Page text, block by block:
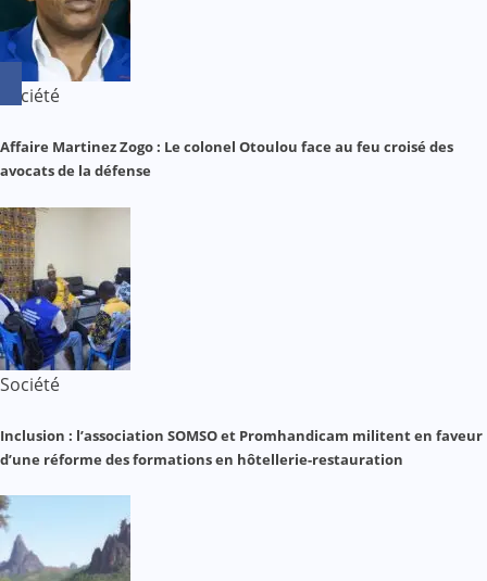
Société
Affaire Martinez Zogo : Le colonel Otoulou face au feu croisé des
avocats de la défense
Société
Inclusion : l’association SOMSO et Promhandicam militent en faveur
d’une réforme des formations en hôtellerie-restauration